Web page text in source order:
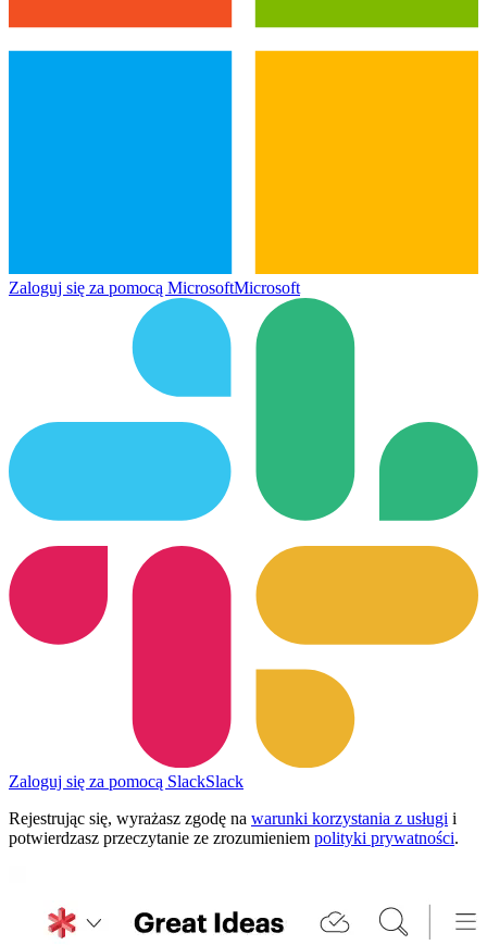
Zaloguj się za pomocą MicrosoftMicrosoft
Zaloguj się za pomocą SlackSlack
Rejestrując się, wyrażasz zgodę na warunki korzystania z usługi i
potwierdzasz przeczytanie ze zrozumieniem polityki prywatności.